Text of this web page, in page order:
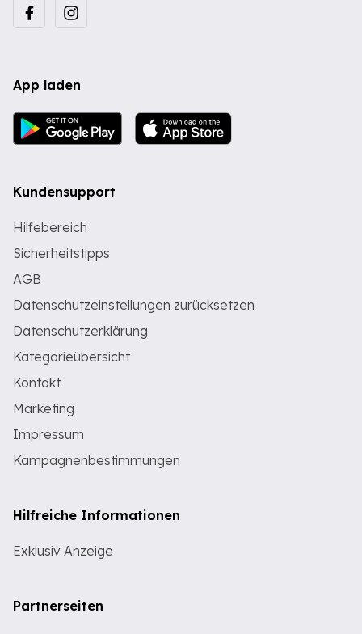
App laden
Kundensupport
Hilfebereich
Sicherheitstipps
AGB
Datenschutzeinstellungen zurücksetzen
Datenschutzerklärung
Kategorieübersicht
Kontakt
Marketing
Impressum
Kampagnenbestimmungen
Hilfreiche Informationen
Exklusiv Anzeige
Partnerseiten